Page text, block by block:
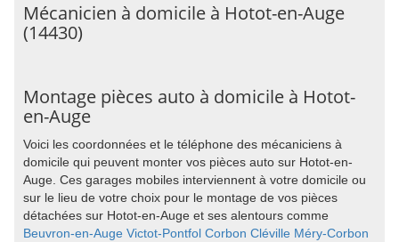
Mécanicien à domicile à Hotot-en-Auge
(14430)
Montage pièces auto à domicile à Hotot-
en-Auge
Voici les coordonnées et le téléphone des mécaniciens à
domicile qui peuvent monter vos pièces auto sur Hotot-en-
Auge. Ces garages mobiles interviennent à votre domicile ou
sur le lieu de votre choix pour le montage de vos pièces
détachées sur Hotot-en-Auge et ses alentours comme
Beuvron-en-Auge Victot-Pontfol Corbon Cléville Méry-Corbon